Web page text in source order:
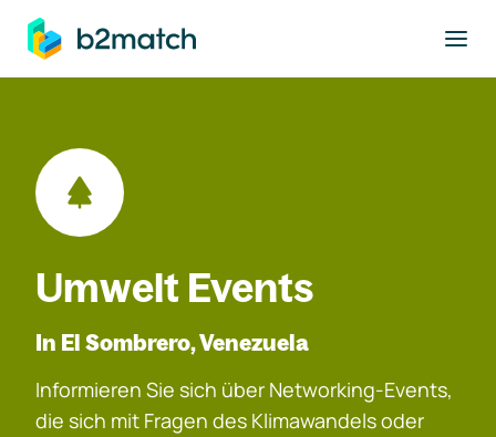
springen
Umwelt Events
In El Sombrero, Venezuela
Informieren Sie sich über Networking-Events,
die sich mit Fragen des Klimawandels oder